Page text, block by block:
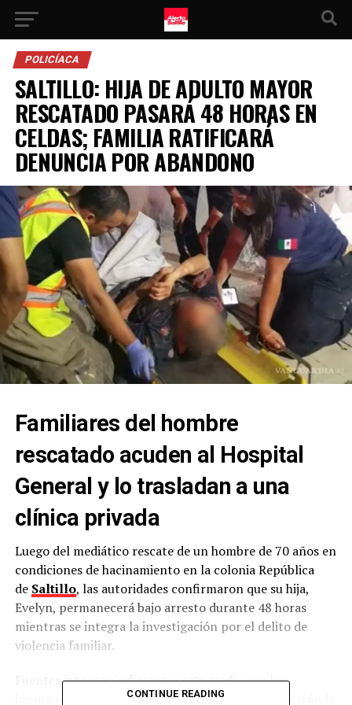
POLICÍACA
SALTILLO: HIJA DE ADULTO MAYOR
RESCATADO PASARÁ 48 HORAS EN
CELDAS; FAMILIA RATIFICARÁ
DENUNCIA POR ABANDONO
Familiares del hombre
rescatado acuden al Hospital
General y lo trasladan a una
clínica privada
Luego del mediático rescate de un hombre de 70 años en
condiciones de hacinamiento en la colonia República
de Saltillo, las autoridades confirmaron que su hija,
Evelyn, permanecerá bajo arresto durante 48 horas
mientras se integra la investigación por el delito de
violencia familiar.
Fuentes internas indicaron a este medio que los
hermanos de la víctima han anunciado que ratificarán la
CONTINUE READING